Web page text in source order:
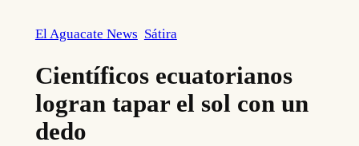
El Aguacate News Sátira
Científicos ecuatorianos
logran tapar el sol con un
dedo